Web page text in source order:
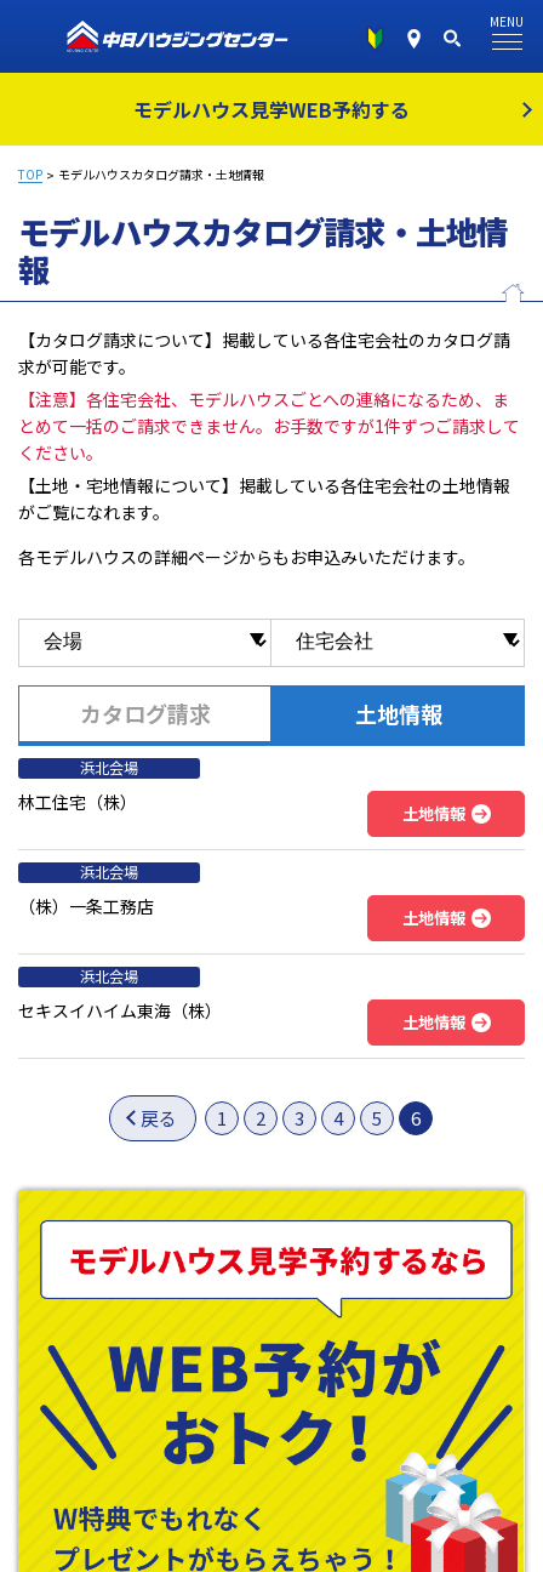
モデルハウス見学WEB予約する
MENU
TOP モデルハウスカタログ請求・土地情報
モデルハウスカタログ請求・土地情
報
【カタログ請求について】掲載している各住宅会社のカタログ請
求が可能です。
【注意】各住宅会社、モデルハウスごとへの連絡になるため、ま
とめて一括のご請求できません。お手数ですが1件ずつご請求して
ください。
【土地・宅地情報について】掲載している各住宅会社の土地情報
がご覧になれます。
各モデルハウスの詳細ページからもお申込みいただけます。
カタログ請求 土地情報
浜北会場
林工住宅（株） 土地情報
浜北会場
（株）一条工務店 土地情報
浜北会場
セキスイハイム東海（株） 土地情報
戻る 1 2 3 4 5 6